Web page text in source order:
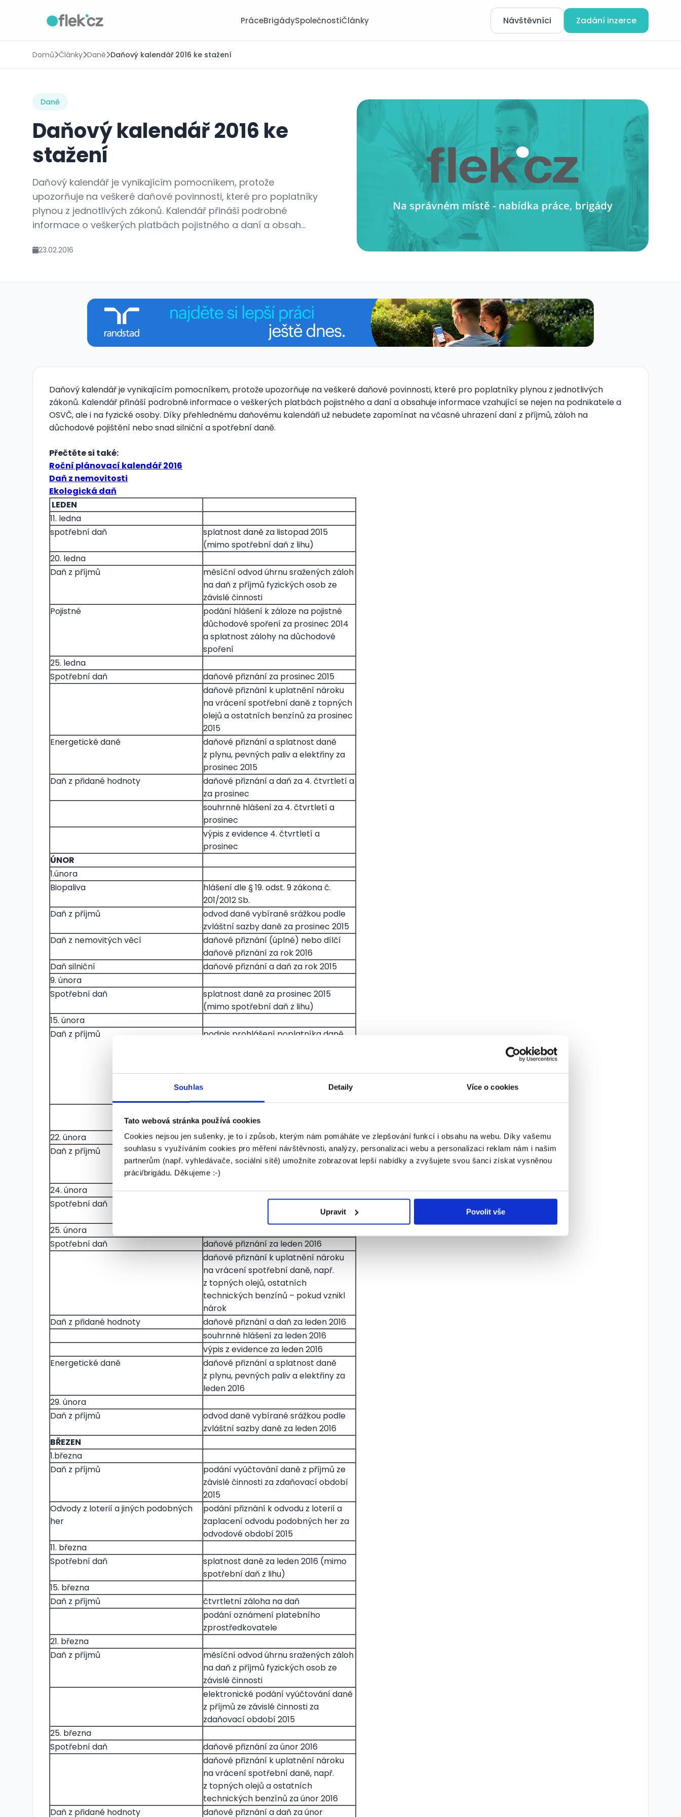
Souhlas Detaily Více o cookies
Tato webová stránka používá cookies
Cookies nejsou jen sušenky, je to i způsob, kterým nám pomáháte ve zlepšování funkcí i obsahu na webu. Díky vašemu
souhlasu s využíváním cookies pro měření návštěvnosti, analýzy, personalizaci webu a personalizaci reklam nám i našim
partnerům (např. vyhledávače, sociální sítě) umožníte zobrazovat lepší nabídky a zvyšujete svou šanci získat vysněnou
práci/brigádu. Děkujeme :-)
Upravit Povolit vše
PráceBrigádySpolečnostiČlánky Návštěvníci Zadání inzerce
Domů Články Daně Daňový kalendář 2016 ke stažení
Daně
Daňový kalendář 2016 ke
stažení
Daňový kalendář je vynikajícím pomocníkem, protože
upozorňuje na veškeré daňové povinnosti, které pro poplatníky
plynou z jednotlivých zákonů. Kalendář přináší podrobné
informace o veškerých platbách pojistného a daní a obsah...
23.02.2016
Daňový kalendář je vynikajícím pomocníkem, protože upozorňuje na veškeré daňové povinnosti, které pro poplatníky plynou z jednotlivých
zákonů. Kalendář přináší podrobné informace o veškerých platbách pojistného a daní a obsahuje informace vzahující se nejen na podnikatele a
OSVČ, ale i na fyzické osoby. Díky přehlednému daňovému kalendáři už nebudete zapomínat na včasné uhrazení daní z příjmů, záloh na
důchodové pojištění nebo snad silniční a spotřební daně.
Přečtěte si také:
Roční plánovací kalendář 2016
Daň z nemovitosti
Ekologická daň
LEDEN
11. ledna
spotřební daň
splatnost daně za listopad 2015
(mimo spotřební daň z lihu)
20. ledna
Daň z příjmů
měsíční odvod úhrnu sražených záloh
na daň z příjmů fyzických osob ze
závislé činnosti
Pojistné
podání hlášení k záloze na pojistné
důchodové spoření za prosinec 2014
a splatnost zálohy na důchodové
spoření
25. ledna
Spotřební daň
daňové přiznání za prosinec 2015
daňové přiznání k uplatnění nároku
na vrácení spotřební daně z topných
olejů a ostatních benzínů za prosinec
2015
Energetické daně
daňové přiznání a splatnost daně
z plynu, pevných paliv a elektřiny za
prosinec 2015
Daň z přidané hodnoty
daňové přiznání a daň za 4. čtvrtletí a
za prosinec
souhrnné hlášení za 4. čtvrtletí a
prosinec
výpis z evidence 4. čtvrtletí a
prosinec
ÚNOR
1.února
Biopaliva
hlášení dle § 19. odst. 9 zákona č.
201/2012 Sb.
Daň z příjmů
odvod daně vybírané srážkou podle
zvláštní sazby daně za prosinec 2015
Daň z nemovitých věcí
daňové přiznání (úplné) nebo dílčí
daňové přiznání za rok 2016
Daň silniční
daňové přiznání a daň za rok 2015
9. února
Spotřební daň
splatnost daně za prosinec 2015
(mimo spotřební daň z lihu)
15. února
Daň z příjmů
podpis prohlášení poplatníka daně
záloh na daň a daňového zvýhodnění
zúčtování správci daně
22. února
Daň z příjmů
měsíční odvod úhrnu sražených záloh
na daň z příjmů fyzických osob ze
závislé činnosti
24. února
Spotřební daň
splatnost daně za prosinec 2015
25. února
Spotřební daň
daňové přiznání za leden 2016
daňové přiznání k uplatnění nároku
na vrácení spotřební daně, např.
z topných olejů, ostatních
technických benzínů – pokud vznikl
nárok
Daň z přidané hodnoty
daňové přiznání a daň za leden 2016
souhrnné hlášení za leden 2016
výpis z evidence za leden 2016
Energetické daně
daňové přiznání a splatnost daně
z plynu, pevných paliv a elektřiny za
leden 2016
29. února
Daň z příjmů
odvod daně vybírané srážkou podle
zvláštní sazby daně za leden 2016
BŘEZEN
1.března
Daň z příjmů
podání vyúčtování daně z příjmů ze
závislé činnosti za zdaňovací období
2015
Odvody z loterií a jiných podobných
her
podání přiznání k odvodu z loterií a
zaplacení odvodu podobných her za
odvodové období 2015
11. března
Spotřební daň
splatnost daně za leden 2016 (mimo
spotřební daň z lihu)
15. března
Daň z příjmů
čtvrtletní záloha na daň
podání oznámení platebního
zprostředkovatele
21. března
Daň z příjmů
měsíční odvod úhrnu sražených záloh
na daň z příjmů fyzických osob ze
závislé činnosti
elektronické podání vyúčtování daně
z příjmů ze závislé činnosti za
zdaňovací období 2015
25. března
Spotřební daň
daňové přiznání za únor 2016
daňové přiznání k uplatnění nároku
na vrácení spotřební daně, např.
z topných olejů a ostatních
technických benzínů za únor 2016
Daň z přidané hodnoty
daňové přiznání a daň za únor